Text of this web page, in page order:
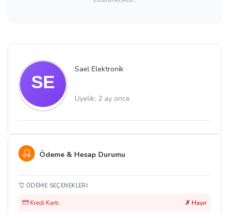
Sael Elektroni̇k
Üyelik: 2 ay önce
Ödeme & Hesap Durumu
ÖDEME SEÇENEKLERI
Kredi Kartı ✗ Hayır